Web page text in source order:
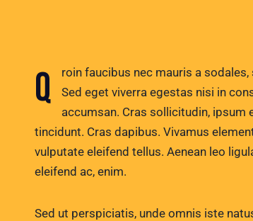
Qroin faucibus nec mauris a sodales, sed elementum mi tincidunt.
Sed eget viverra egestas nisi in
accumsan. Cras sollicitudin, ipsum
tincidunt. Cras dapibus. Vivamus
vulputate eleifend tellus. Aenean leo
eleifend ac, enim.
Sed ut perspiciatis, unde omnis iste